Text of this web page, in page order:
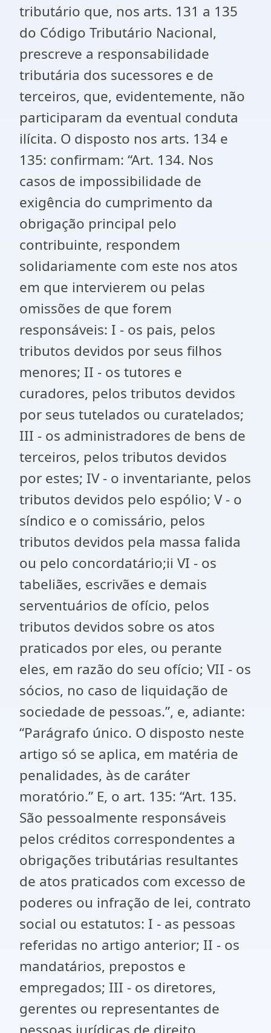
tributário que, nos arts. 131 a 135
do Código Tributário Nacional,
prescreve a responsabilidade
tributária dos sucessores e de
terceiros, que, evidentemente, não
participaram da eventual conduta
ilícita. O disposto nos arts. 134 e
135: confirmam: “Art. 134. Nos
casos de impossibilidade de
exigência do cumprimento da
obrigação principal pelo
contribuinte, respondem
solidariamente com este nos atos
em que intervierem ou pelas
omissões de que forem
responsáveis: I - os pais, pelos
tributos devidos por seus filhos
menores; II - os tutores e
curadores, pelos tributos devidos
por seus tutelados ou curatelados;
III - os administradores de bens de
terceiros, pelos tributos devidos
por estes; IV - o inventariante, pelos
tributos devidos pelo espólio; V - o
síndico e o comissário, pelos
tributos devidos pela massa falida
ou pelo concordatário;ii VI - os
tabeliães, escrivães e demais
serventuários de ofício, pelos
tributos devidos sobre os atos
praticados por eles, ou perante
eles, em razão do seu ofício; VII - os
sócios, no caso de liquidação de
sociedade de pessoas.”, e, adiante:
“Parágrafo único. O disposto neste
artigo só se aplica, em matéria de
penalidades, às de caráter
moratório.” E, o art. 135: “Art. 135.
São pessoalmente responsáveis
pelos créditos correspondentes a
obrigações tributárias resultantes
de atos praticados com excesso de
poderes ou infração de lei, contrato
social ou estatutos: I - as pessoas
referidas no artigo anterior; II - os
mandatários, prepostos e
empregados; III - os diretores,
gerentes ou representantes de